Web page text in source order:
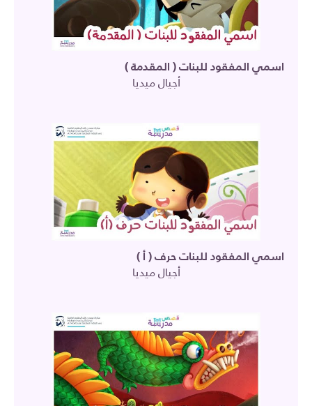
اسمي المفقود للبنات ( المقدمة )
أجيال ميديا
اسمي المفقود للبنات حرف ( أ )
أجيال ميديا